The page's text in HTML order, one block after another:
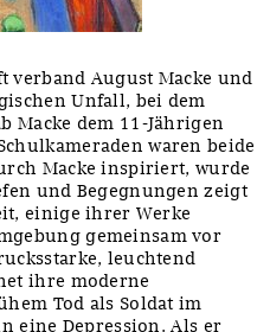
verband August Macke und
Unfall, bei dem
Macke dem 11-Jährigen
waren beide
Macke inspiriert, wurde
und Begegnungen zeigt
einige ihrer Werke
gemeinsam vor
leuchtend
ihre moderne
Tod als Soldat im
eine Depression. Als er